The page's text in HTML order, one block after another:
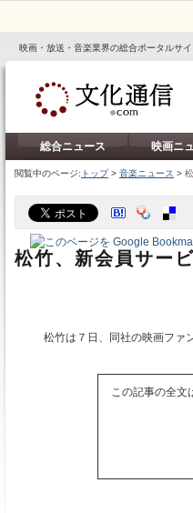
映画・放送・音楽業界の総合ポータルサイ
総合ニュース 映画ニ
閲覧中のページ: トップ> 音楽ニュース >
松竹、新会員サー
松竹は７日、同社の映画ファ
この記事の全文